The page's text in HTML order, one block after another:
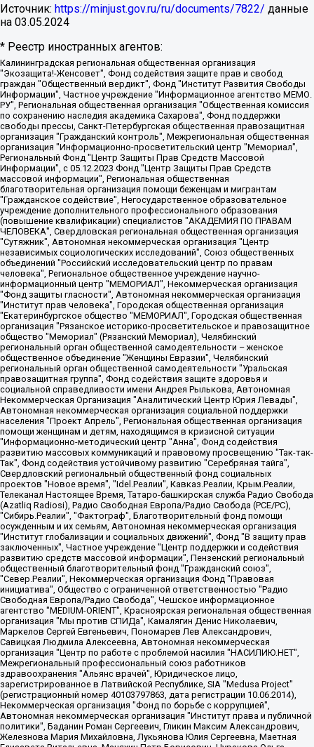
Источник: https://minjust.gov.ru/ru/documents/7822/ данные
на 03.05.2024
* Реестр иностранных агентов:
Калининградская региональная общественная организация "Экозащита!-Женсовет", Фонд содействия защите прав и свобод граждан "Общественный вердикт", Фонд "Институт Развития Свободы Информации", Частное учреждение "Информационное агентство МЕМО. РУ", Региональная общественная организация "Общественная комиссия по сохранению наследия академика Сахарова", Фонд поддержки свободы прессы, Санкт-Петербургская общественная правозащитная организация "Гражданский контроль", Межрегиональная общественная организация "Информационно-просветительский центр "Мемориал", Региональный Фонд "Центр Защиты Прав Средств Массовой Информации", с 05.12.2023 Фонд "Центр Защиты Прав Средств массовой информации", Региональная общественная благотворительная организация помощи беженцам и мигрантам "Гражданское содействие", Негосударственное образовательное учреждение дополнительного профессионального образования (повышение квалификации) специалистов "АКАДЕМИЯ ПО ПРАВАМ ЧЕЛОВЕКА", Свердловская региональная общественная организация "Сутяжник", Автономная некоммерческая организация "Центр независимых социологических исследований", Союз общественных объединений "Российский исследовательский центр по правам человека", Региональное общественное учреждение научно-информационный центр "МЕМОРИАЛ", Некоммерческая организация "Фонд защиты гласности", Автономная некоммерческая организация "Институт прав человека", Городская общественная организация "Екатеринбургское общество "МЕМОРИАЛ", Городская общественная организация "Рязанское историко-просветительское и правозащитное общество "Мемориал" (Рязанский Мемориал), Челябинский региональный орган общественной самодеятельности – женское общественное объединение "Женщины Евразии", Челябинский региональный орган общественной самодеятельности "Уральская правозащитная группа", Фонд содействия защите здоровья и социальной справедливости имени Андрея Рылькова, Автономная Некоммерческая Организация "Аналитический Центр Юрия Левады", Автономная некоммерческая организация социальной поддержки населения "Проект Апрель", Региональная общественная организация помощи женщинам и детям, находящимся в кризисной ситуации "Информационно-методический центр "Анна", Фонд содействия развитию массовых коммуникаций и правовому просвещению "Так-так-Так", Фонд содействия устойчивому развитию "Серебряная тайга", Свердловский региональный общественный фонд социальных проектов "Новое время", "Idel.Реалии", Кавказ.Реалии, Крым.Реалии, Телеканал Настоящее Время, Татаро-башкирская служба Радио Свобода (Azatliq Radiosi), Радио Свободная Европа/Радио Свобода (PCE/PC), "Сибирь.Реалии", "Фактограф", Благотворительный фонд помощи осужденным и их семьям, Автономная некоммерческая организация "Институт глобализации и социальных движений", Фонд "В защиту прав заключенных", Частное учреждение "Центр поддержки и содействия развитию средств массовой информации", Пензенский региональный общественный благотворительный фонд "Гражданский союз", "Север.Реалии", Некоммерческая организация Фонд "Правовая инициатива", Общество с ограниченной ответственностью "Радио Свободная Европа/Радио Свобода", Чешское информационное агентство "MEDIUM-ORIENT", Красноярская региональная общественная организация "Мы против СПИДа", Камалягин Денис Николаевич, Маркелов Сергей Евгеньевич, Пономарев Лев Александрович, Савицкая Людмила Алексеевна, Автономная некоммерческая организация "Центр по работе с проблемой насилия "НАСИЛИЮ.НЕТ", Межрегиональный профессиональный союз работников здравоохранения "Альянс врачей", Юридическое лицо, зарегистрированное в Латвийской Республике, SIA "Medusa Project" (регистрационный номер 40103797863, дата регистрации 10.06.2014), Некоммерческая организация "Фонд по борьбе с коррупцией", Автономная некоммерческая организация "Институт права и публичной политики", Баданин Роман Сергеевич, Гликин Максим Александрович, Железнова Мария Михайловна, Лукьянова Юлия Сергеевна, Маетная Елизавета Витальевна, Маняхин Петр Борисович, Чуракова Ольга Владимировна, Ярош Юлия Петровна, Юридическое лицо "The Insider SIA", зарегистрированное в Риге, Латвийская Республика (дата регистрации 26.06.2015), являющееся администратором доменного имени интернет-издания "The Insider SIA", https://theins.ru, Постернак Алексей Евгеньевич, Рубин Михаил Аркадьевич, Анин Роман Александрович, Юридическое лицо Istories fonds, зарегистрированное в Латвийской Республике (регистрационный номер 50008295751, дата регистрации 24.02.2020), Великовский Дмитрий Александрович, Долинина Ирина Николаевна, Мароховская Алеся Алексеевна, Шлейнов Роман Юрьевич, Шмагун Олеся Валентиновна, Общество с ограниченной ответственностью "Альтаир 2021", Общество с ограниченной ответственностью "Вега 2021", Общество с ограниченной ответственностью "Главный редактор 2021", Общество с ограниченной ответственностью "Ромашки монолит", Важенков Артем Валерьевич, Ивановская областная общественная организация "Центр гендерных исследований", Гурман Юрий Альбертович, Медиапроект "ОВД-Инфо", Егоров Владимир Владимирович, Жилинский Владимир Александрович, Общество с ограниченной ответственностью "ЗП", Иванова София Юрьевна, Карезина Инна Павловна, Кильтау Екатерина Викторовна, Петров Алексей Викторович, Пискунов Сергей Евгеньевич, Смирнов Сергей Сергеевич, Тихонов Михаил Сергеевич, Общество с ограниченной ответственностью "ЖУРНАЛИСТ-ИНОСТРАННЫЙ АГЕНТ", Арапова Галина Юрьевна, Вольтская Татьяна Анатольевна, Американская компания "Mason G.E.S. Anonymous Foundation" (США), являющаяся владельцем интернет-издания https://mnews.world/, Компания "Stichting Bellingcat", зарегистрированная в Нидерландах (дата регистрации 11.07.2018), Захаров Андрей Вячеславович, Клепиковская Екатерина Дмитриевна, Общество с ограниченной ответственностью "МЕМО", Перл Роман Александрович, Симонов Евгений Алексеевич, Соловьева Елена Анатольевна, Сотников Даниил Владимирович, Сурначева Елизавета Дмитриевна, Автономная некоммерческая организация по защите прав человека и информированию населения "Якутия – Наше Мнение", Общество с ограниченной ответственностью "Москоу диджитал медиа", с 26.01.2023 Общество с ограниченной ответственностью "Чайка Белые сады", Ветошкина Валерия Валерьевна, Заговора Максим Александрович, Межрегиональное общественное движение "Российская ЛГБТ - сеть", Оленичев Максим Владимирович, Павлов Иван Юрьевич, Скворцова Елена Сергеевна, Общество с ограниченной ответственностью "Как бы инагент", Кочетков Игорь Викторович, Общество с ограниченной ответственностью "Честные выборы", Еланчик Олег Александрович, Общество с ограниченной ответственностью "Нобелевский призыв", Гималова Регина Эмилевна, Григорьев Андрей Валерьевич, Григорьева Алина Александровна, Ассоциация по содействию защите прав призывников, альтернативнослужащих и военнослужащих "Правозащитная группа "Гражданин.Армия.Право", Хисамова Регина Фаритовна, Автономная некоммерческая организация по реализации социально-правовых программ "Лилит", Дальневосточное общественное движение "Маяк", Санкт-Петербургская ЛГБТ-инициативная группа "Выход", Инициативная группа ЛГБТ+ "Реверс", Алексеев Андрей Викторович, Бекбулатова Таисия Львовна, Беляев Иван Михайлович, Владыкина Елена Сергеевна, Гельман Марат Александрович, Никульшина Вероника Юрьевна, Толоконникова Надежда Андреевна, Шендерович Виктор Анатольевич, Общество с ограниченной ответственностью "Данное сообщение", Общество с ограниченной ответственностью Издательский дом "Новая глава", Айнбиндер Александра Александровна, Московский комьюнити-центр для ЛГБТ+инициатив, Благотворительный фонд развития филантропии, Deutsche Welle (Германия, Kurt-Schumacher-Strasse 3, 53113 Bonn), Борзунова Мария Михайловна, Воробьев Виктор Викторович, Голубева Анна Львовна, Константинова Алла Михайловна, Малкова Ирина Владимировна, Мурадов Мурад Абдулгалимович, Осетинская Елизавета Николаевна, Понасенков Евгений Николаевич, Ганапольский Матвей Юрьевич, Киселев Евгений Алексеевич, Борухович Ирина Григорьевна, Дремин Иван Тимофеевич, Дубровский Дмитрий Викторович, Красноярская региональная общественная организация поддержки и развития альтернативных образовательных технологий и межкультурных коммуникаций "ИНТЕРРА", Маяковская Екатерина Алексеевна, Фейгин Марк Захарович, Филимонов Андрей Викторович, Дзугкоева Регина Николаевна, Доброхотов Роман Александрович, Дудь Юрий Александрович, Елкин Сергей Владимирович, Кругликов Кирилл Игоревич, Сабунаева Мария Леонидовна, Семенов Алексей Владимирович, Шаинян Карен Багратович, Шульман Екатерина Михайловна, Асафьев Артур Валерьевич, Вахштайн Виктор Семенович, Венедиктов Алексей Алексеевич, Лушникова Екатерина Евгеньевна, Волков Леонид Михайлович, Невзоров Александр Глебович, Пархоменко Сергей Борисович, Сироткин Ярослав Николаевич, Кара-Мурза Владимир Владимирович, Баранова Наталья Владимировна, Гозман Леонид Яковлевич, Кагарлицкий Борис Юльевич, Климарев Михаил Валерьевич, Милов Владимир Станиславович, Автономная некоммерческая организация Краснодарский центр современного искусства "Типография", Моргенштерн Алишер Тагирович, Соболь Любовь Эдуардовна, Общество с ограниченной ответственностью "ЛИЗА НОРМ", Каспаров Гарри Кимович, Ходорковский Михаил Борисович, Общество с ограниченной ответственностью "Апрельские тезисы", Данилович Ирина Брониславовна, Кашин Олег Владимирович, Петров Николай Владимирович, Пивоваров Алексей Владимирович, Соколов Михаил Владимирович, Цветкова Юлия Владимировна, Чичваркин Евгений Александрович, Комитет против пыток/Команда против пыток, Общество с ограниченной ответственностью "Первый научный", Общество с ограниченной ответственностью "Вертолет и ко", Белоцерковская Вероника Борисовна, Кац Максим Евгеньевич, Лазарева Татьяна Юрьевна, Шаведдинов Руслан Табризович, Яшин Илья Валерьевич, Общество с ограниченной ответственностью "Иноагент ААВ", Алешковский Дмитрий Петрович, Альбац Евгения Марковна, Быков Дмитрий Львович, Галямина Юлия Евгеньевна, Лойко Сергей Леонидович, Мартынов Кирилл Константинович, Медведев Сергей Александрович, Крашенинников Федор Геннадиевич, Гордеева Катерина Вл